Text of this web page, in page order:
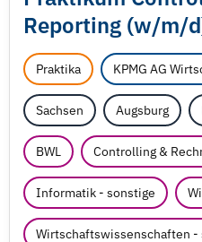
Reporting (w/m/
Praktika KPMG AG
Sachsen Augsburg
BWL Controlling &
Informatik - sonstige
Wirtschaftswissenschaften -